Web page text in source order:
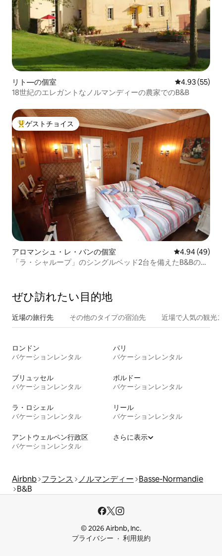
リト―の個室 レビュー55
4.93 (55)
18世紀のエレガントなノルマンディーの農家でのB&B
大好評のゲストチョイスです。
ゲストチョイス
アロマンシュ・レ・バンの個室 レビュー49
4.94 (49)
「ラ・シャループ」のシングルベッド2台を備えたB&Bのお
ぜひ訪⁠れ⁠た⁠い目⁠的⁠地
近場の旅行先 その他のタ⁠イ⁠プ⁠の宿⁠泊⁠先 近場で人気の観光
ロンドン
バケーションレンタル
パリ
バケーションレンタル
ブリュッセル
バケーションレンタル
ボルドー
バケーションレンタル
ラ・ロシェル
バケーションレンタル
リール
バケーションレンタル
アントウェルペン行政区
バケーションレンタル
さらに表示
Airbnb フランス ノルマンディー Basse-Normandie
B&B
© 2026 Airbnb, Inc.
プライバシー
利用規約